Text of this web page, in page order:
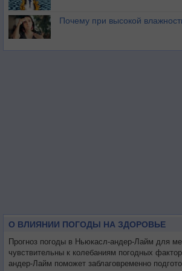
Почему при высокой
О ВЛИЯНИИ ПОГОДЫ НА ЗДОРОВЬЕ
Прогноз погоды в Ньюкасл-андер-Лайм для
чувствительны к колебаниям погодных
андер-Лайм поможет заблаговременно